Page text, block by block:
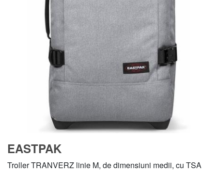
EASTPAK
Troller TRANVERZ linie M, de dimensiuni medii, cu TSA